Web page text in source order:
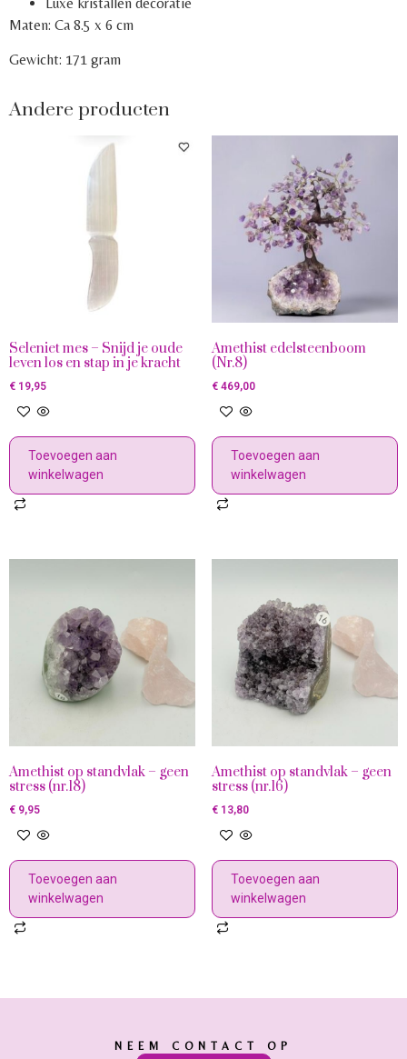
Maten: Ca 8.5 x 6 cm
Gewicht: 171 gram
Andere producten
Seleniet mes – Snijd je oude
leven los en stap in je kracht
€ 19,95
Toevoegen aan
winkelwagen
Amethist edelsteenboom
(Nr.8)
€469,00
Toevoegen aan
winkelwagen
Amethist op standvlak – geen
stress (nr.18)
€ 9,95
Toevoegen aan
winkelwagen
Amethist op standvlak – geen
stress (nr.16)
€13,80
Toevoegen aan
winkelwagen
NEEM CONTACT OP